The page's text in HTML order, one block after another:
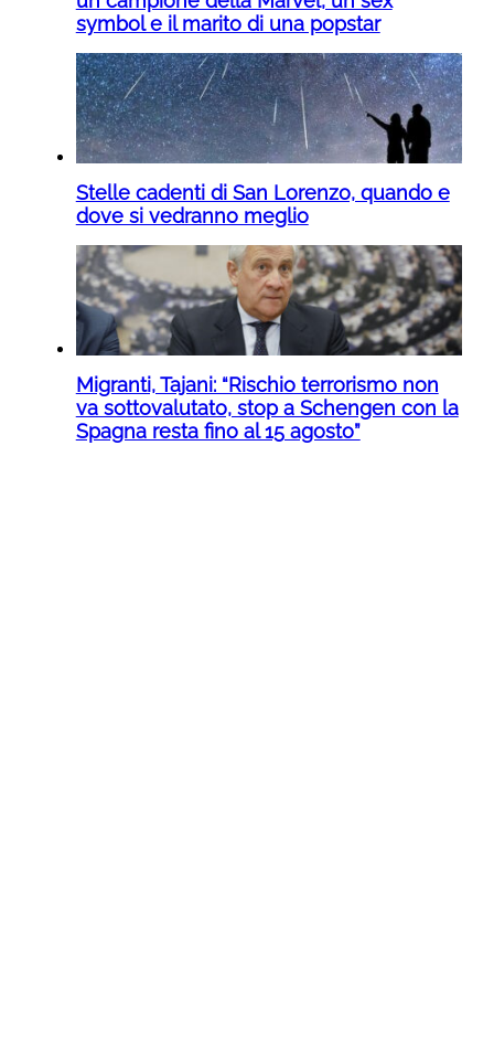
symbol e il marito di una popstar
Stelle cadenti di San Lorenzo, quando e
dove si vedranno meglio
Migranti, Tajani: “Rischio terrorismo non
va sottovalutato, stop a Schengen con la
Spagna resta fino al 15 agosto”